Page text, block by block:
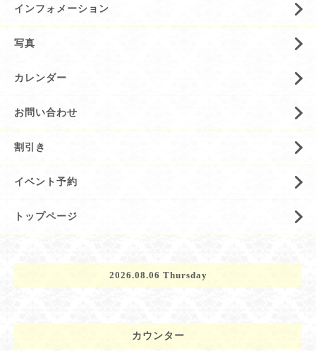
インフォメーション
写真
カレンダー
お問い合わせ
割引き
イベント予約
トップページ
2026.08.06 Thursday
カウンター